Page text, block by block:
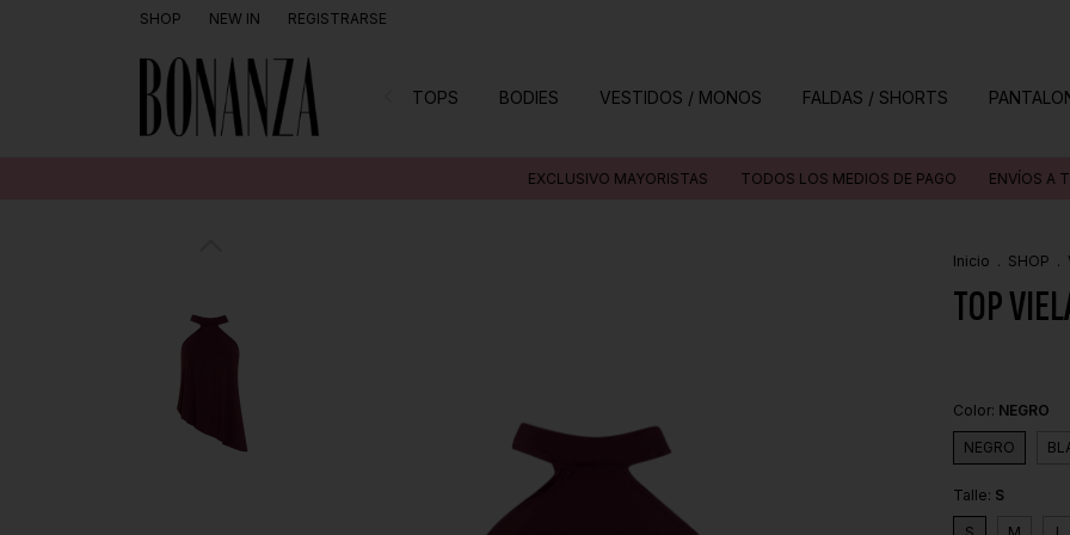
SHOP NEW IN REGISTRARSE
TOPS BODIES VESTIDOS / MONOS FALDAS / SHORTS
EXCLUSIVO MAYORISTAS TODOS LOS MEDIOS DE PAGO ENVÍOS A TODO EL
Inicio . SHOP .
TOP
Color: NEGRO
NEGRO
Talle: S